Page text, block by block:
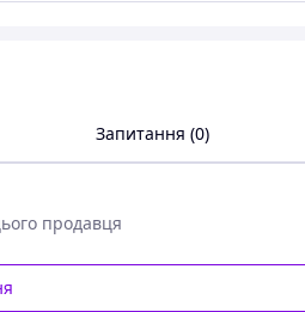
Запитання (0)
продавця